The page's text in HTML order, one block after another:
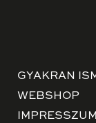
GYAKRAN
WEBSHOP
IMPRESSZUM